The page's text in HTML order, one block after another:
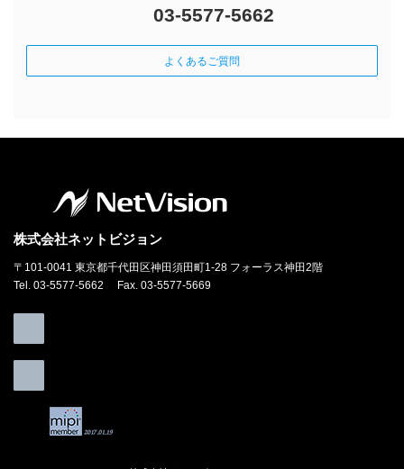
03-5577-5662
よくあるご質問
株式会社ネットビジョン
〒101-0041 東京都千代田区神田須田町1-28 フォーラス神田2階
Tel. 03-5577-5662 Fax. 03-5577-5669
ア
リ
ア